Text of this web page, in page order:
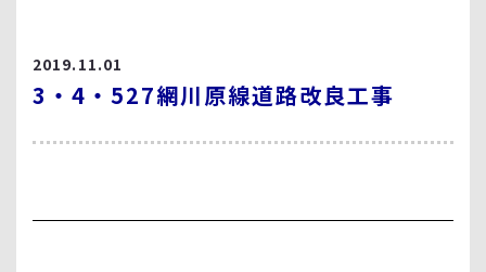
2019.11.01
3・4・527網川原線道路改良工事